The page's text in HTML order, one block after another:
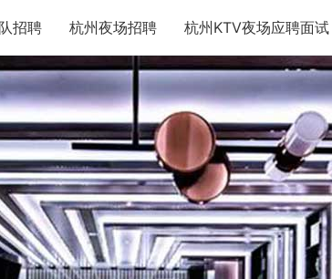
招聘 杭州夜场招聘 杭州KTV夜场应聘面试